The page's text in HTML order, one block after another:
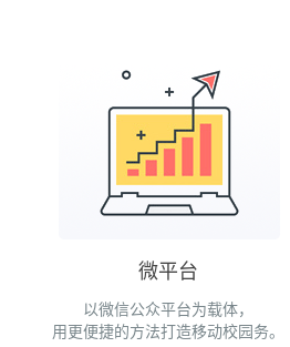
微平台
以微信公众平台为载体，
用更便捷的方法打造移动校园务。